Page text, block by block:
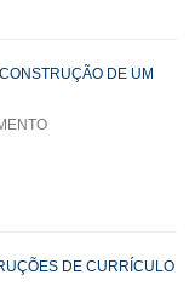
DE UM
DE CURRÍCULO